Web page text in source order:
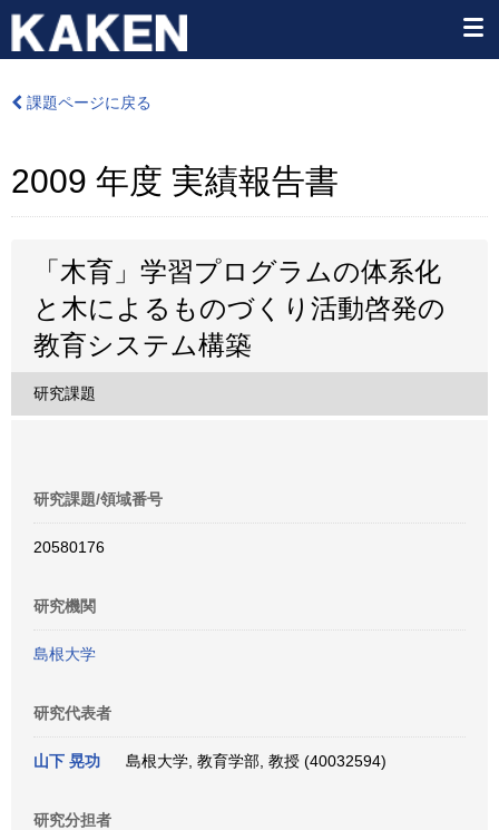
課題ページに戻る
2009 年度 実績報告書
「木育」学習プログラムの体系化
と木によるものづくり活動啓発の
教育システム構築
研究課題
研究課題/領域番号
20580176
研究機関
島根大学
研究代表者
山下 晃功 島根大学, 教育学部, 教授 (40032594)
研究分担者